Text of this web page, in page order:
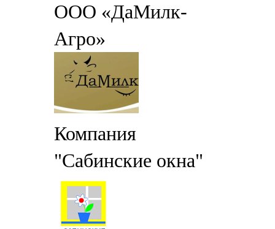
ООО «ДаМилк-
Агро»
Компания
"Сабинские окна"